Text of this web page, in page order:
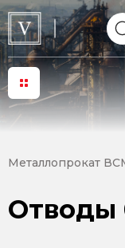
Металлопрокат
Отводы